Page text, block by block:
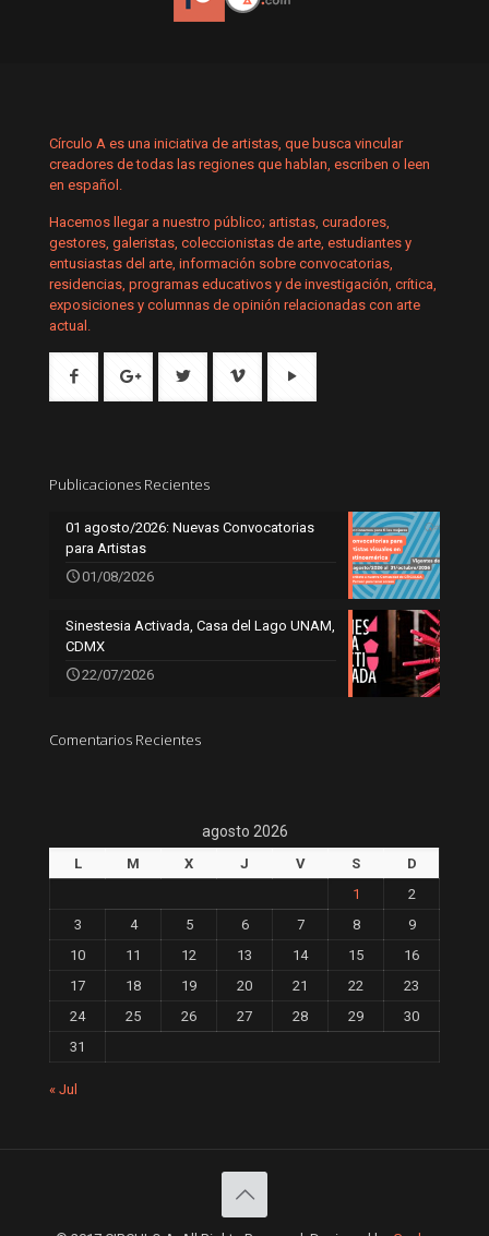
Círculo A es una iniciativa de artistas, que busca vincular
creadores de todas las regiones que hablan, escriben o leen
en español.
Hacemos llegar a nuestro público; artistas, curadores,
gestores, galeristas, coleccionistas de arte, estudiantes y
entusiastas del arte, información sobre convocatorias,
residencias, programas educativos y de investigación, crítica,
exposiciones y columnas de opinión relacionadas con arte
actual.
Publicaciones Recientes
01 agosto/2026: Nuevas Convocatorias
para Artistas
01/08/2026
Sinestesia Activada, Casa del Lago UNAM,
CDMX
22/07/2026
Comentarios Recientes
agosto 2026
L M X J V S
D
1
2
3
4 5 6 7 8
9
10
11 12 13 14 15
16
17
18 19 20 21 22
23
24
25 26 27 28 29
30
31
« Jul